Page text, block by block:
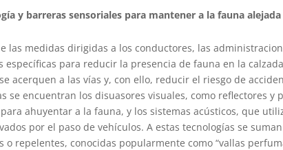
y barreras sensoriales para mantener a la fauna
las medidas dirigidas a los conductores, las
específicas para reducir la presencia de fauna en la
acerquen a las vías y, con ello, reducir el riesgo de
se encuentran los disuasores visuales, como reflectores y
ahuyentar a la fauna, y los sistemas acústicos, que
por el paso de vehículos. A estas tecnologías se
o repelentes, conocidas popularmente como “vallas